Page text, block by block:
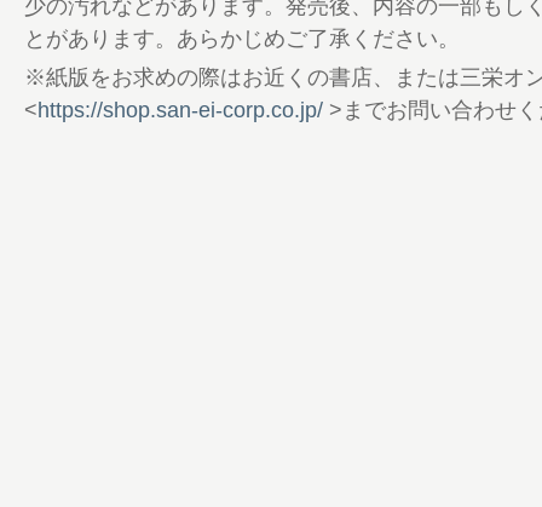
46 COLUMN2 NIPPON SLAMをやってみ
48 Part2
54 2023 SECOND HARF 100mile RACE
57 COLUMN3 トーマスさんに聞いた ス
少の汚れなどがあります。発売後、内容の一部もし
とがあります。あらかじめご了承ください。
※紙版をお求めの際はお近くの書店、または三栄オ
<https://shop.san-ei-corp.co.jp/ >までお問い合わせ